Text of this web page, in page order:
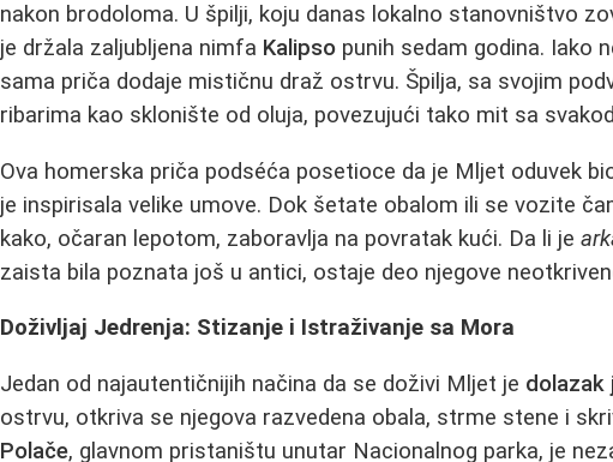
nakon brodoloma. U špilji, koju danas lokalno stanovništvo
je držala zaljubljena nimfa Kalipso punih sedam godina. Iako
sama priča dodaje mističnu draž ostrvu. Špilja, sa svojim
ribarima kao sklonište od oluja, povezujući tako mit sa
Ova homerska priča podséća posetioce da je Mljet oduvek
je inspirisala velike umove. Dok šetate obalom ili se vozite
kako, očaran lepotom, zaboravlja na povratak kući. Da li je
zaista bila poznata još u antici, ostaje deo njegove
Doživljaj Jedrenja: Stizanje i Istraživanje sa Morа
Jedan od najautentičnijih načina da se doživi Mljet je dolazak
ostrvu, otkriva se njegova razvedena obala, strme stene i
Polače, glavnom pristaništu unutar Nacionalnog parka, je